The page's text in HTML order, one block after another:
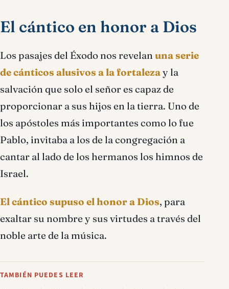
El cántico en honor a Dios
Los pasajes del Éxodo nos revelan una serie
de cánticos alusivos a la fortalezay la
salvación que solo el señor es capaz de
proporcionar a sus hijos en la tierra. Uno de
los apóstoles más importantes como lo fue
Pablo, invitaba a los de la congregación a
cantar al lado de los hermanos los himnos de
Israel.
El cántico supuso el honor a Dios, para
exaltar su nombre y sus virtudes a través del
noble arte de la música.
TAMBIÉN PUEDES LEER